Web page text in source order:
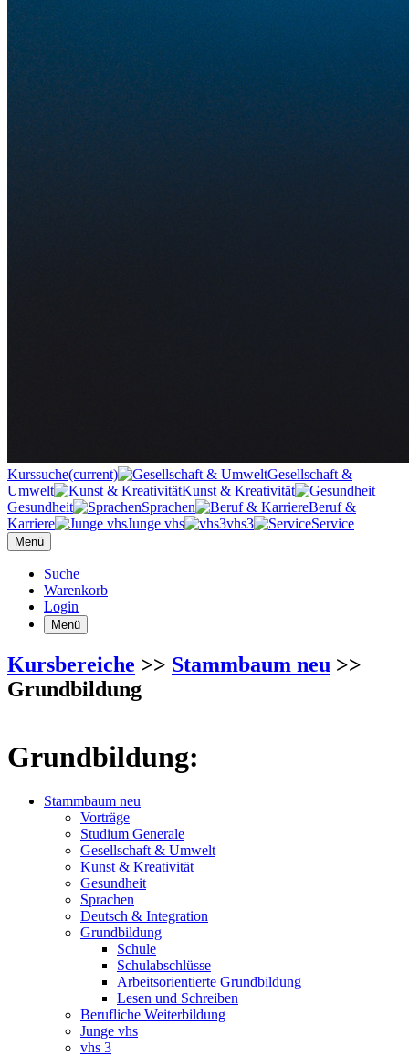
Kurssuche(current)
Gesellschaft &
Umwelt
Kunst & Kreativität
Gesundheit
Sprachen
Beruf &
Karriere
Junge vhs vhs3 Service
Menü
Suche
Warenkorb
Login
Menü
Kursbereiche >> Stammbaum neu >>
Grundbildung
Grundbildung:
Stammbaum neu
Vorträge
Studium Generale
Gesellschaft & Umwelt
Kunst & Kreativität
Gesundheit
Sprachen
Deutsch & Integration
Grundbildung
Schule
Schulabschlüsse
Arbeitsorientierte Grundbildung
Lesen und Schreiben
Berufliche Weiterbildung
Junge vhs
vhs 3